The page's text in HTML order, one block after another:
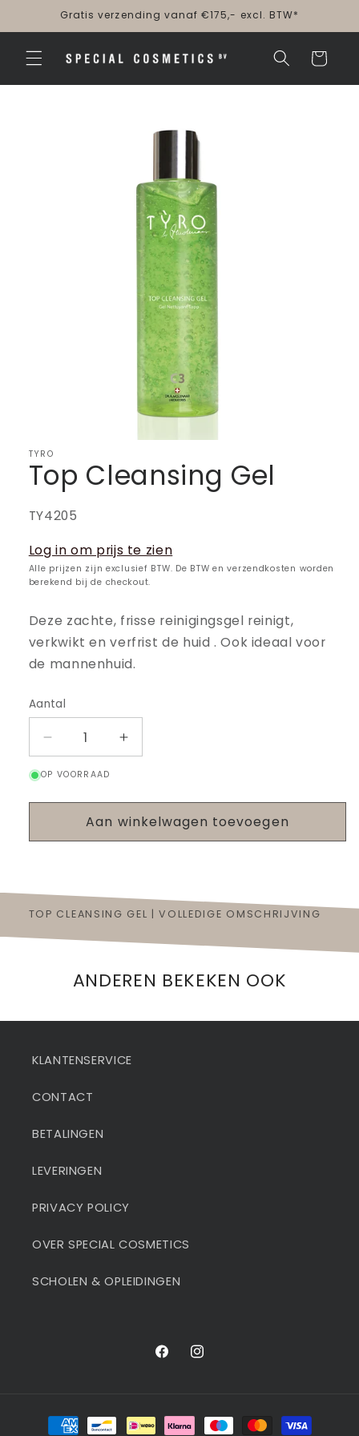
naar de
content
Gratis verzending vanaf €175,- excl. BTW*
Winkelwagen
TYRO
Top Cleansing Gel
SKU:
TY4205
Log in om prijs te zien
Alle prijzen zijn exclusief BTW. De BTW en verzendkosten worden
berekend bij de checkout.
Deze zachte, frisse reinigingsgel reinigt,
verkwikt en verfrist de huid . Ook ideaal voor
de mannenhuid.
Aantal
Aantal
verlagen
voor
Cleansing
Aantal
verhogen
Cleansing
OP VOORRAAD
Aan winkelwagen toevoegen
TOP CLEANSING GEL | VOLLEDIGE OMSCHRIJVING
ANDEREN BEKEKEN OOK
KLANTENSERVICE
CONTACT
BETALINGEN
LEVERINGEN
PRIVACY POLICY
OVER SPECIAL COSMETICS
SCHOLEN & OPLEIDINGEN
FacebookInstagram
Betaalmethoden